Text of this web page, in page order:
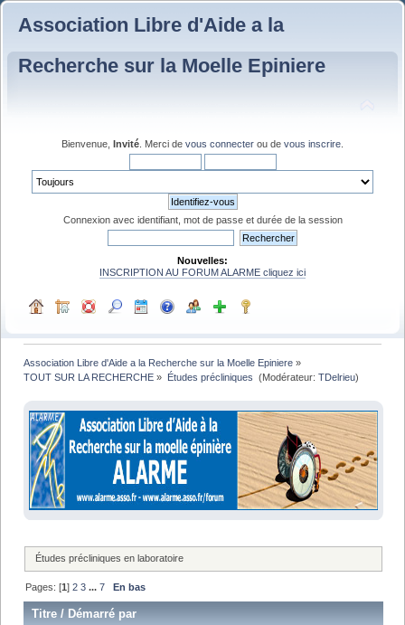
Association Libre d'Aide a la
Recherche sur la Moelle Epiniere
Bienvenue, Invité . Merci de vous connecter ou de vous inscrire
Connexion avec identifiant, mot de passe et durée de la session
Nouvelles:
INSCRIPTION AU FORUM ALARME cliquez ici
Association Libre d'Aide a la Recherche sur la Moelle Epiniere »
TOUT SUR LA RECHERCHE » Études précliniques (Modérateur: TDelrieu)
Études précliniques en laboratoire
Pages: [1]2 3 ...7 En bas
Titre /Démarré par